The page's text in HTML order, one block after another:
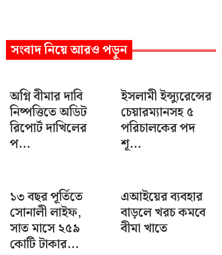
সংবাদনিয়ে আরও পড়ুন
অগ্নি বীমার দাবি
নিষ্পত্তিতে অডিট
রিপোর্ট দাখিলের
প...
ইসলামী ইন্স্যুরেন্সের
চেয়ারম্যানসহ ৫
পরিচালকের পদ
শূ...
১৩ বছর পূর্তিতে
সোনালী লাইফ,
সাত মাসে ২৫৯
কোটি টাকার...
এআইয়ের ব্যবহার
বাড়লে খরচ কমবে
বীমা খাতে